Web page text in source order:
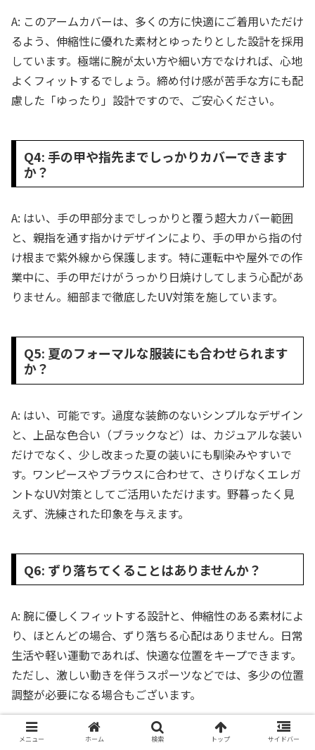
A: このアームカバーは、多くの方に快適にご着用いただけ
るよう、伸縮性に優れた素材とゆったりとした設計を採用
しています。極端に腕が太い方や細い方でなければ、心地
よくフィットするでしょう。締め付け感が苦手な方にも配
慮した「ゆったり」設計ですので、ご安心ください。
Q4: 手の甲や指先までしっかりカバーできます
か？
A: はい、手の甲部分までしっかりと覆う超大カバー範囲
と、親指を通す指かけデザインにより、手の甲から指の付
け根まで紫外線から保護します。特に運転中や屋外での作
業中に、手の甲だけがうっかり日焼けしてしまう心配があ
りません。細部まで徹底したUV対策を施しています。
Q5: 夏のフォーマルな服装にも合わせられます
か？
A: はい、可能です。過度な装飾のないシンプルなデザイン
と、上品な色合い（ブラックなど）は、カジュアルな装い
だけでなく、少し改まった夏の装いにも馴染みやすいで
す。ワンピースやブラウスに合わせて、さりげなくエレガ
ントなUV対策としてご活用いただけます。野暮ったく見
えず、洗練された印象を与えます。
Q6: ずり落ちてくることはありませんか？
A: 腕に優しくフィットする設計と、伸縮性のある素材によ
り、ほとんどの場合、ずり落ちる心配はありません。日常
生活や軽い運動であれば、快適な位置をキープできます。
ただし、激しい動きを伴うスポーツなどでは、多少の位置
調整が必要になる場合もございます。
メニュー ホーム 検索 トップ サイドバー